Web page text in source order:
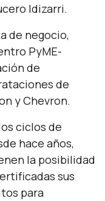
Idizarri.
de negocio,
PyME-
de
de
y Chevron.
ciclos de
hace años,
la posibilidad
sus
para